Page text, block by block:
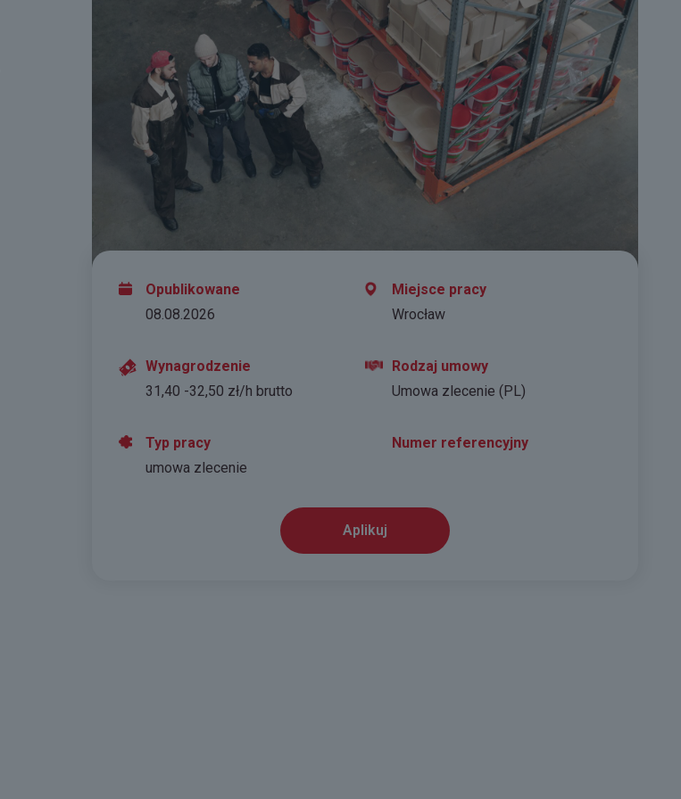
Opublikowane
08.08.2026
Miejsce pracy
Wrocław
Wynagrodzenie
31,40 -32,50 zł/h brutto
Rodzaj umowy
Umowa zlecenie (PL)
Typ pracy
umowa zlecenie
Numer referencyjny
Aplikuj